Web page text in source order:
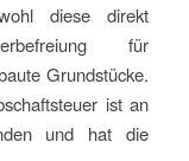
diese direkt
für
Grundstücke.
ist an
und hat die